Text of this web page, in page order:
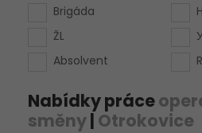
Brigáda
ŽL
Absolvent
Nabídky práce
směny| Otrokovice